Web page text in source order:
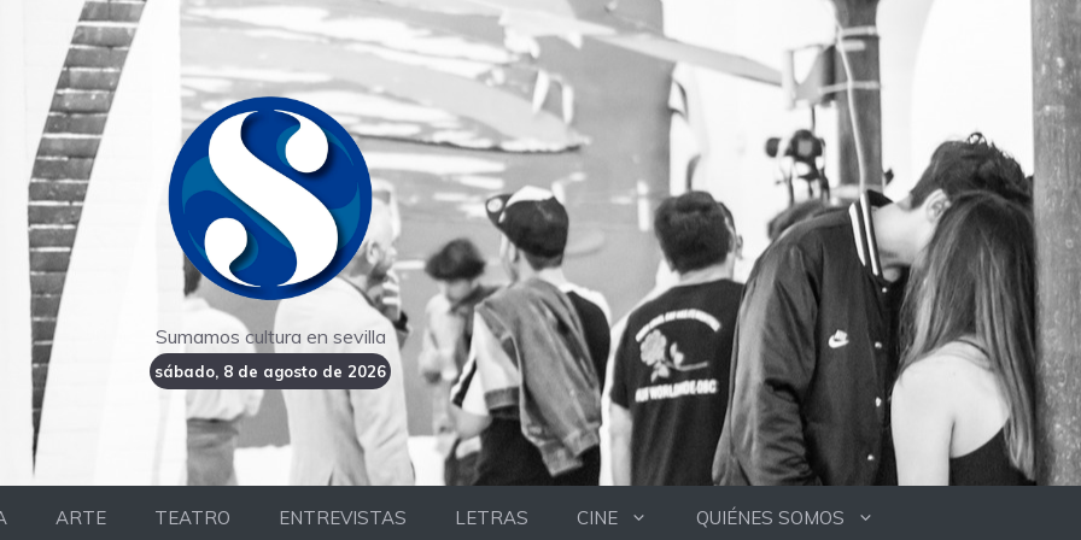
Sumamos cultura en sevilla
sábado, 8 de agosto de 2026
ARTE TEATRO ENTREVISTAS LETRAS CINE QUIÉNES SOMOS